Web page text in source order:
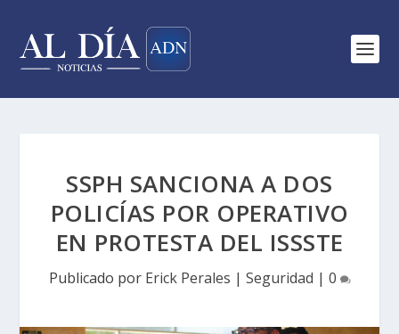
SSPH SANCIONA A DOS
POLICÍAS POR OPERATIVO
EN PROTESTA DEL ISSSTE
Publicado por Erick Perales | Seguridad | 0